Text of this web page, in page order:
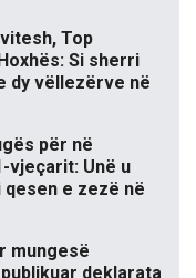
Top
Si sherri
dy vëllezërve në
për në
vjeçarit: Unë u
e zezë në
mungesë
deklarata